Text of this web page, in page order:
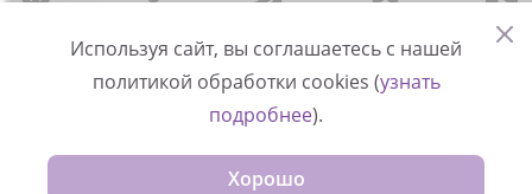
Политика конфиденциальности
© Измени одну жизнь
Используя сайт, вы соглашаетесь с нашей
политикой обработки cookies (узнать
подробнее).
Хорошо